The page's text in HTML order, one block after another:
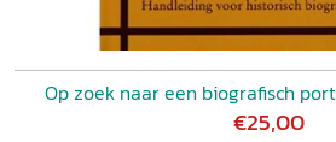
Op zoek naar een biografisch
€25,00